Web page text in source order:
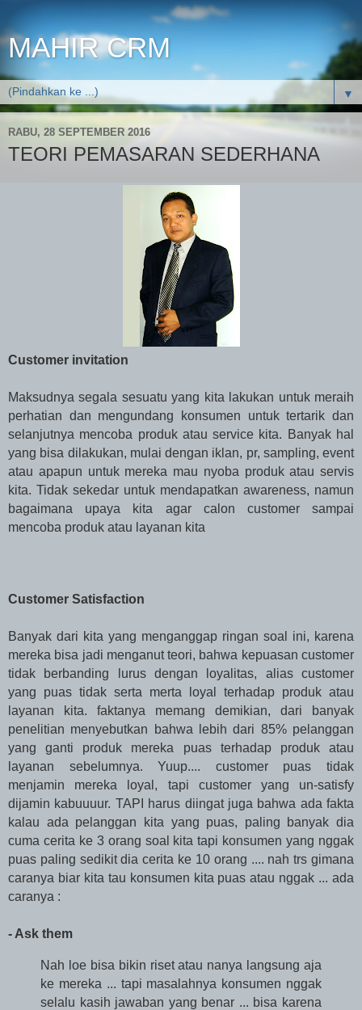
MAHIR CRM
▼
RABU, 28 SEPTEMBER 2016
TEORI PEMASARAN SEDERHANA
Customer invitation
Maksudnya segala sesuatu yang kita lakukan untuk meraih
perhatian dan mengundang konsumen untuk tertarik dan
selanjutnya mencoba produk atau service kita. Banyak hal
yang bisa dilakukan, mulai dengan iklan, pr, sampling, event
atau apapun untuk mereka mau nyoba produk atau servis
kita. Tidak sekedar untuk mendapatkan awareness, namun
bagaimana upaya kita agar calon customer sampai
mencoba produk atau layanan kita
Customer Satisfaction
Banyak dari kita yang menganggap ringan soal ini, karena
mereka bisa jadi menganut teori, bahwa kepuasan customer
tidak berbanding lurus dengan loyalitas, alias customer
yang puas tidak serta merta loyal terhadap produk atau
layanan kita. faktanya memang demikian, dari banyak
penelitian menyebutkan bahwa lebih dari 85% pelanggan
yang ganti produk mereka puas terhadap produk atau
layanan sebelumnya. Yuup.... customer puas tidak
menjamin mereka loyal, tapi customer yang un-satisfy
dijamin kabuuuur. TAPI harus diingat juga bahwa ada fakta
kalau ada pelanggan kita yang puas, paling banyak dia
cuma cerita ke 3 orang soal kita tapi konsumen yang nggak
puas paling sedikit dia cerita ke 10 orang .... nah trs gimana
caranya biar kita tau konsumen kita puas atau nggak ... ada
caranya :
- Ask them
Nah loe bisa bikin riset atau nanya langsung aja
ke mereka ... tapi masalahnya konsumen nggak
selalu kasih jawaban yang benar ... bisa karena